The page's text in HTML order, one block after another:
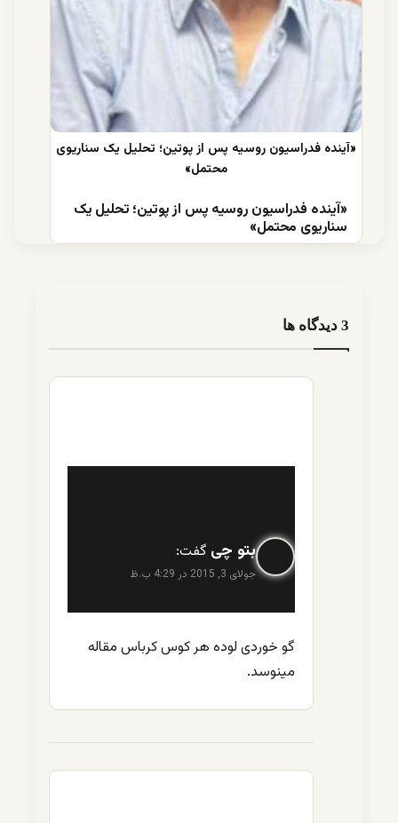
«آینده فدراسیون روسیه پس از پوتین؛ تحلیل یک
سناریوی محتمل»
‫3 دیدگاه ها
بتو چی گفت:
جولای 3, 2015 در 4:29 ب.ظ
گو خوردی لوده هر کوس کرباس مقاله
مینوسد.